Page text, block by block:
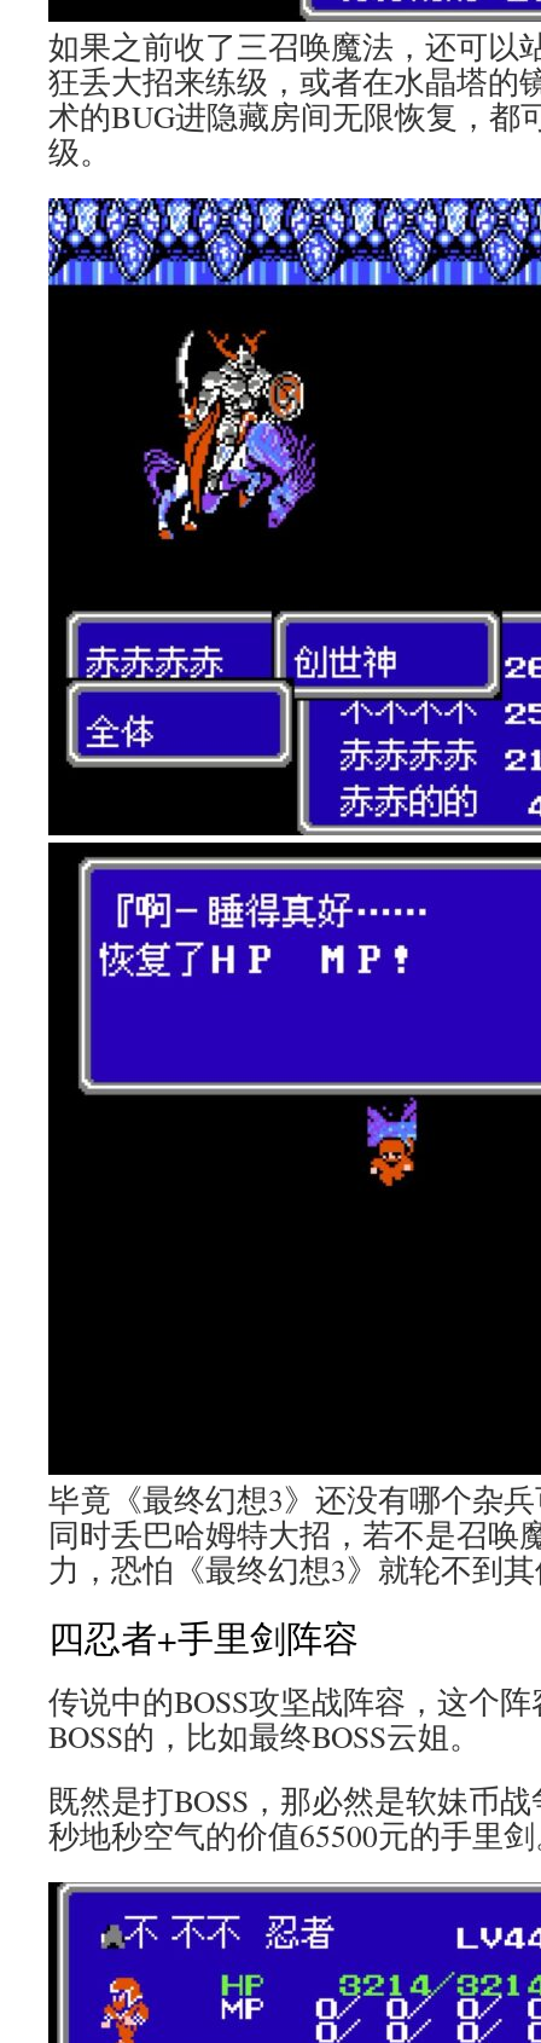
如果之前收了三召唤魔法，还可以
狂丢大招来练级，或者在水晶塔的
术的BUG进隐藏房间无限恢复，都
级。
毕竟《最终幻想3》还没有哪个杂
同时丢巴哈姆特大招，若不是召唤
力，恐怕《最终幻想3》就轮不到
四忍者+手里剑阵容
传说中的BOSS攻坚战阵容，这个
BOSS的，比如最终BOSS云姐。
既然是打BOSS，那必然是软妹币
秒地秒空气的价值65500元的手里